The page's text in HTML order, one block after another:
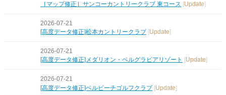
［マップ修正］サンコーカントリークラブ 東コース [Update]
2026-07-21
[高度データ修正]松本カントリークラブ [Update]
2026-07-21
[高度データ修正]メダリオン・ベルグラビアリゾート
Update
2026-07-21
[高度データ修正]ベルビーチゴルフクラブ [Update]